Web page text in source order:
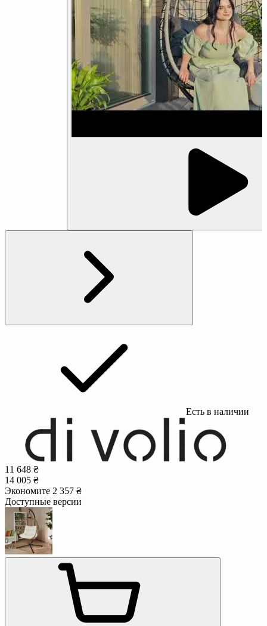
Есть в наличии
11 648 ₴
14 005 ₴
Экономите 2 357 ₴
Доступные версии